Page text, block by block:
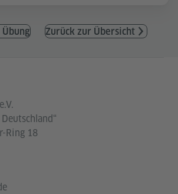
Zurück zur Übersicht
Ring 18